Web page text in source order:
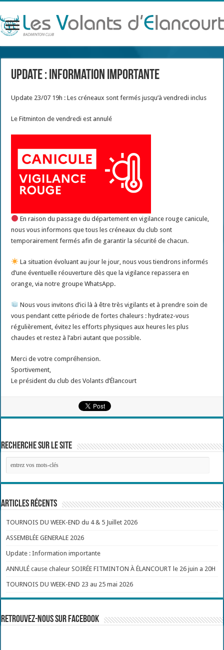
Update : Information importante
Update 23/07 19h : Les créneaux sont fermés jusqu’à vendredi inclus
Le Fitminton de vendredi est annulé
En raison du passage du département en vigilance rouge canicule,
nous vous informons que tous les créneaux du club sont
temporairement fermés afin de garantir la sécurité de chacun.
La situation évoluant au jour le jour, nous vous tiendrons informés
d’une éventuelle réouverture dès que la vigilance repassera en
orange, via notre groupe WhatsApp.
Nous vous invitons d’ici là à être très vigilants et à prendre soin de
vous pendant cette période de fortes chaleurs : hydratez-vous
régulièrement, évitez les efforts physiques aux heures les plus
chaudes et restez à l’abri autant que possible.
Merci de votre compréhension.
Sportivement,
Le président du club des Volants d’Élancourt
Recherche sur le site
Articles récents
TOURNOIS DU WEEK-END du 4 & 5 Juillet 2026
ASSEMBLÉE GENERALE 2026
Update : Information importante
ANNULÉ cause chaleur SOIRÉE FITMINTON À ÉLANCOURT le 26 juin a 20H
TOURNOIS DU WEEK-END 23 au 25 mai 2026
Retrouvez-nous sur Facebook